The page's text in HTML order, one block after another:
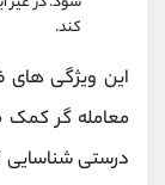
کند.
این ویژگی‌ های
معامله‌ گر کمک
درستی شناسایی